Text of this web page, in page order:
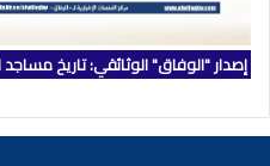
إصدار "الوفاق" الوثائقي: تاريخ مساجد